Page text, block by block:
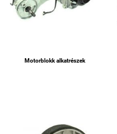
Motorblokk alkatrészek